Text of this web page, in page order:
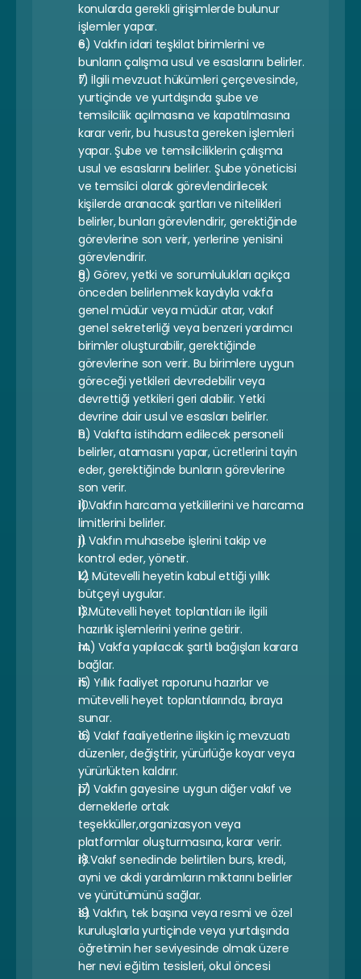
konularda gerekli girişimlerde bulunur
işlemler yapar.
e) Vakfın idari teşkilat birimlerini ve
bunların çalışma usul ve esaslarını belirler.
f) İlgili mevzuat hükümleri çerçevesinde,
yurtiçinde ve yurtdışında şube ve
temsilcilik açılmasına ve kapatılmasına
karar verir, bu hususta gereken işlemleri
yapar. Şube ve temsilciliklerin çalışma
usul ve esaslarını belirler. Şube yöneticisi
ve temsilci olarak görevlendirilecek
kişilerde aranacak şartları ve nitelikleri
belirler, bunları görevlendirir, gerektiğinde
görevlerine son verir, yerlerine yenisini
görevlendirir.
g) Görev, yetki ve sorumlulukları açıkça
önceden belirlenmek kaydıyla vakfa
genel müdür veya müdür atar, vakıf
genel sekreterliği veya benzeri yardımcı
birimler oluşturabilir, gerektiğinde
görevlerine son verir. Bu birimlere uygun
göreceği yetkileri devredebilir veya
devrettiği yetkileri geri alabilir. Yetki
devrine dair usul ve esasları belirler.
h) Vakıfta istihdam edilecek personeli
belirler, atamasını yapar, ücretlerini tayin
eder, gerektiğinde bunların görevlerine
son verir.
i) Vakfın harcama yetkililerini ve harcama
limitlerini belirler.
j) Vakfın muhasebe işlerini takip ve
kontrol eder, yönetir.
k) Mütevelli heyetin kabul ettiği yıllık
bütçeyi uygular.
l) Mütevelli heyet toplantıları ile ilgili
hazırlık işlemlerini yerine getirir.
m) Vakfa yapılacak şartlı bağışları karara
bağlar.
n) Yıllık faaliyet raporunu hazırlar ve
mütevelli heyet toplantılarında, ibraya
sunar.
o) Vakıf faaliyetlerine ilişkin iç mevzuatı
düzenler, değiştirir, yürürlüğe koyar veya
yürürlükten kaldırır.
p) Vakfın gayesine uygun diğer vakıf ve
derneklerle ortak
teşekküller,organizasyon veya
platformlar oluşturmasına, karar verir.
r) Vakıf senedinde belirtilen burs, kredi,
ayni ve akdi yardımların miktarını belirler
ve yürütümünü sağlar.
s) Vakfın, tek başına veya resmi ve özel
kuruluşlarla yurtiçinde veya yurtdışında
öğretimin her seviyesinde olmak üzere
her nevi eğitim tesisleri, okul öncesi